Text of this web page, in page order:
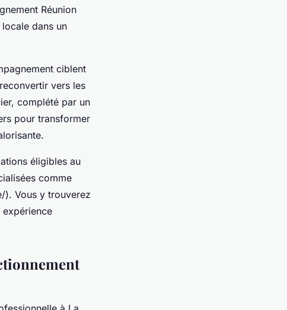
Réunion
dans un
ciblent
vers les
complété par un
pour transformer
éligibles au
comme
). Vous y trouverez